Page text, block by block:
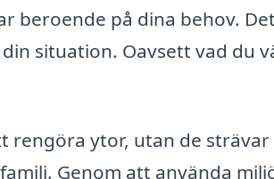
beroende på dina behov.
situation. Oavsett vad du
rengöra ytor, utan de
Genom att använda